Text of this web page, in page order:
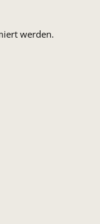
werden.